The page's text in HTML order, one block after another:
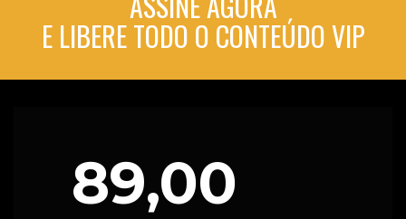
E LIBERE TODO O CONTEÚDO VIP
89,00